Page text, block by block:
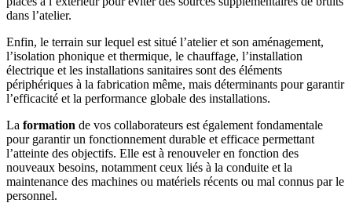
dans l’atelier.
Enfin, le terrain sur lequel est situé l’atelier et son aménagement,
l’isolation phonique et thermique, le chauffage, l’installation
électrique et les installations sanitaires sont des éléments
périphériques à la fabrication même, mais déterminants pour garantir
l’efficacité et la performance globale des installations.
La formation de vos collaborateurs est également fondamentale
pour garantir un fonctionnement durable et efficace permettant
l’atteinte des objectifs. Elle est à renouveler en fonction des
nouveaux besoins, notamment ceux liés à la conduite et la
maintenance des machines ou matériels récents ou mal connus par le
personnel.